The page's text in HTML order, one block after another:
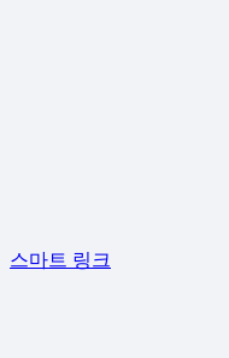
스마트 링크